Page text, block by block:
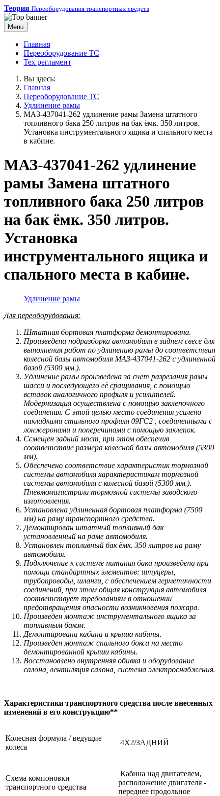
Теория Переоборудования транспортных средств
Menu
Главная
Переоборудование ТС
Тех регламент
Вы здесь:
Главная
Переоборудование ТС
Удлинение рамы
МАЗ-437041-262 удлинение рамы Замена штатного
топливного бака 250 литров на бак ёмк. 350 литров.
Установка инструментального ящика и спального места
в кабине.
МАЗ-437041-262 удлинение
рамы Замена штатного
топливного бака 250 литров
на бак ёмк. 350 литров.
Установка
инструментального ящика и
спального места в кабине.
Удлинение рамы
Для переоборудования:
Штатная бортовая платформа демонтирована.
Произведена подразборка автомобиля в заднем свесе для
выполнения работ по удлинению рамы до соответствия
колесной базы автомобиля МАЗ-437041-262 с удлиненной
базой (5300 мм.).
Удлинение рамы произведена за счет разрезания рамы
шасси и последующего её сращивания, с помощью
вставок аналогичного профиля и усилителей.
Модернизация осуществлена с помощью заклепочного
соединения. С этой целью место соединения усилено
накладками стального профиля 09ГС2 , соединенными с
лонжеронами и поперечинами с помощью заклепок.
Cсмещен задний мост, при этом обеспечив
соответствие размера колесной базы автомобиля (5300
мм).
Обеспечено соответствие характеристик тормозной
системы автомобиля характеристикам тормозной
системы автомобиля с колесной базой (5300 мм.).
Пневмомагистрали тормозной системы заводского
изготовления.
Установлена удлиненная бортовая платформа (7500
мм) на раму транспортного средства.
Демонтирован штатный топливный бак
установленный на раме автомобиля.
Установлен топливный бак ёмк. 350 литров на раму
автомобиля.
Подключение к системе питания бака произведена при
помощи стандартных элементов: штуцеры,
трубопроводы, шланги, с обеспечением герметичности
соединений, при этом общая конструкция автомобиля
соответствует требованиям в отношении
предотвращения опасности возникновения пожара.
Произведен монтаж инструментального ящика за
топливным баком.
Демонтирована кабина и крыша кабины.
Произведен монтаж спального бокса на место
демонтированной крыши кабины.
Восстановлено внутренняя обивка и оборудование
салона, вентиляция салона, система электроснабжения.
Характеристики транспортного средства после внесенных
изменений в его конструкцию**
Колесная формула / ведущие
колеса
4Х2/ЗАДНИЙ
Схема компоновки
транспортного средства
Кабина над двигателем,
расположение двигателя -
переднее продольное